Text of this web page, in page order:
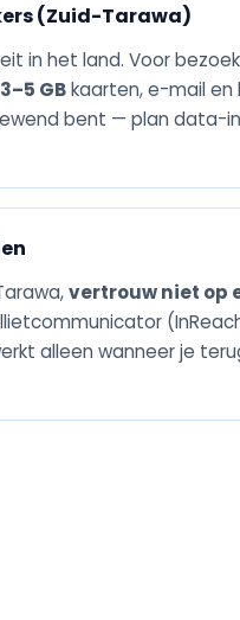
(Zuid-Tarawa)
in het land. Voor
GBkaarten, e-mail en
bent — plan data-
vertrouw niet op
alleen wanneer je